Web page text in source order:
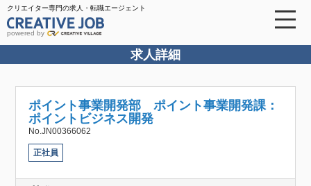
クリエイター専門の求人・転職エージェント
powered by
求人詳細
ポイント事業開発部 ポイント事業開発課：
ポイントビジネス開発
No.JN00366062
正社員